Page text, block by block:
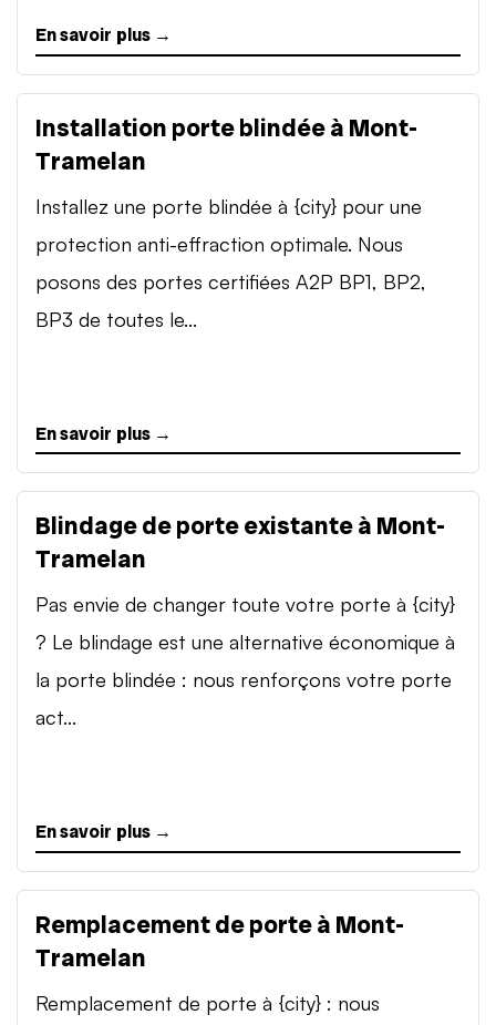
En savoir plus →
Installation porte blindée à Mont-
Tramelan
Installez une porte blindée à {city} pour une
protection anti-effraction optimale. Nous
posons des portes certifiées A2P BP1, BP2,
BP3 de toutes le...
En savoir plus →
Blindage de porte existante à Mont-
Tramelan
Pas envie de changer toute votre porte à {city}
? Le blindage est une alternative économique à
la porte blindée : nous renforçons votre porte
act...
En savoir plus →
Remplacement de porte à Mont-
Tramelan
Remplacement de porte à {city} : nous